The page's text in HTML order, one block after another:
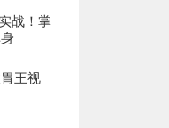
战！掌
王视